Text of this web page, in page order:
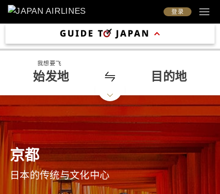
登录
我想要飞
始发地 目的地
京都
日本的传统与文化中心